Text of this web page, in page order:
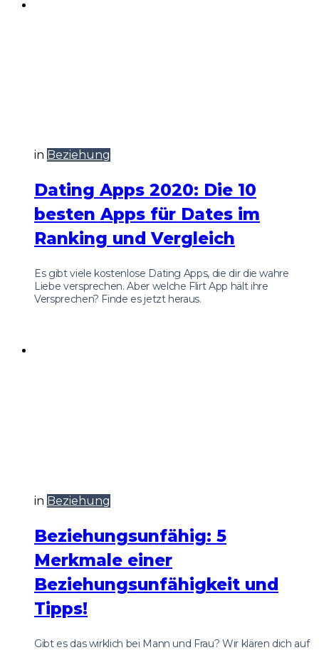
in Beziehung
Dating Apps 2020: Die 10
besten Apps für Dates im
Ranking und Vergleich
Es gibt viele kostenlose Dating Apps, die dir die wahre
Liebe versprechen. Aber welche Flirt App hält ihre
Versprechen? Finde es jetzt heraus.
in Beziehung
Beziehungsunfähig: 5
Merkmale einer
Beziehungsunfähigkeit und
Tipps!
Gibt es das wirklich bei Mann und Frau? Wir klären dich auf